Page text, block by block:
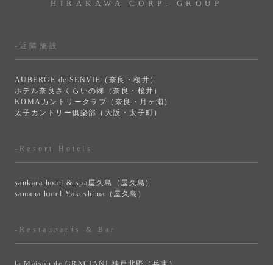
HIRAKAWA CORP. GROUP
-近隣施設
AUBERGE de SENVIE（奈良・桜井）
ホテル奈良さくらいの郷（奈良・桜井）
KOMAカントリークラブ（奈良・月ヶ瀬）
太子カントリー俱楽部（大阪・太子町）
-Resort Hotels
sankara hotel & spa屋久島（屋久島）
samana hotel Yakushima（屋久島）
-Restaurants & Bar